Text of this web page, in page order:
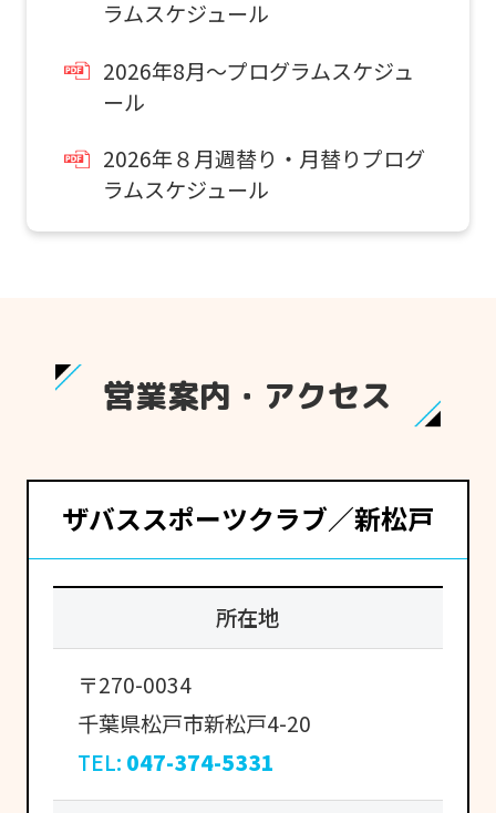
ラムスケジュール
2026年8月～プログラムスケジュ
ール
2026年８月週替り・月替りプログ
ラムスケジュール
営業案内・アクセス
ザバススポーツクラブ／新松戸
所在地
〒270-0034
千葉県松戸市新松戸4-20
TEL: 047-374-5331